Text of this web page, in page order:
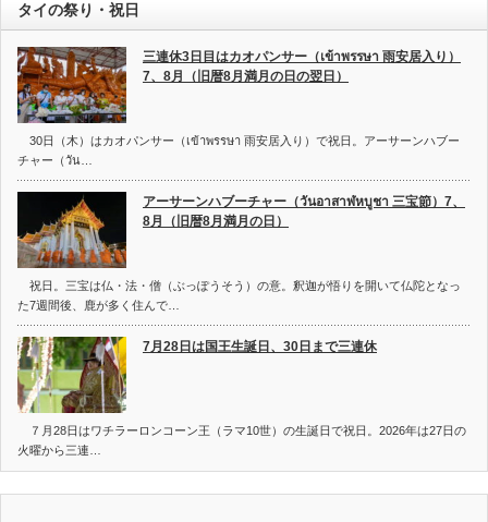
タイの祭り・祝日
三連休3日目はカオパンサー（เข้าพรรษา 雨安居入り）
7、8月（旧暦8月満月の日の翌日）
30日（木）はカオパンサー（เข้าพรรษา 雨安居入り）で祝日。アーサーンハブー
チャー（วัน…
アーサーンハブーチャー（วันอาสาฬหบูชา 三宝節）7、
8月（旧暦8月満月の日）
祝日。三宝は仏・法・僧（ぶっぽうそう）の意。釈迦が悟りを開いて仏陀となっ
た7週間後、鹿が多く住んで…
7月28日は国王生誕日、30日まで三連休
７月28日はワチラーロンコーン王（ラマ10世）の生誕日で祝日。2026年は27日の
火曜から三連…